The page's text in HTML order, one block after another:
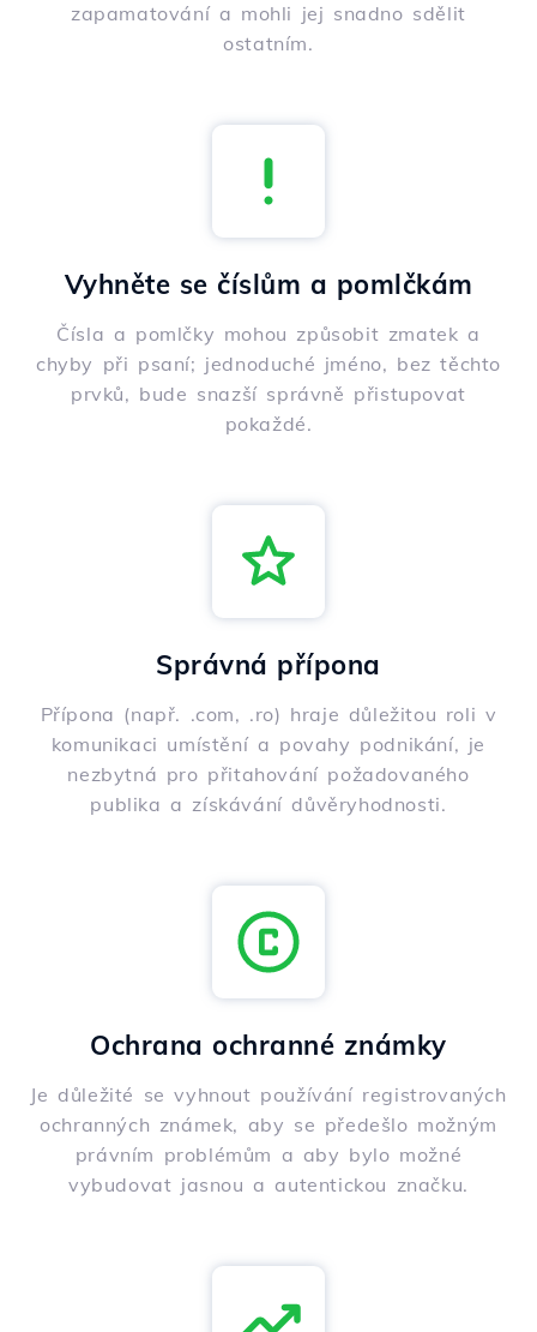
zapamatování a mohli jej snadno sdělit
ostatním.
Vyhněte se číslům a pomlčkám
Čísla a pomlčky mohou způsobit zmatek a
chyby při psaní; jednoduché jméno, bez těchto
prvků, bude snazší správně přistupovat
pokaždé.
Správná přípona
Přípona (např. .com, .ro) hraje důležitou roli v
komunikaci umístění a povahy podnikání, je
nezbytná pro přitahování požadovaného
publika a získávání důvěryhodnosti.
Ochrana ochranné známky
Je důležité se vyhnout používání registrovaných
ochranných známek, aby se předešlo možným
právním problémům a aby bylo možné
vybudovat jasnou a autentickou značku.